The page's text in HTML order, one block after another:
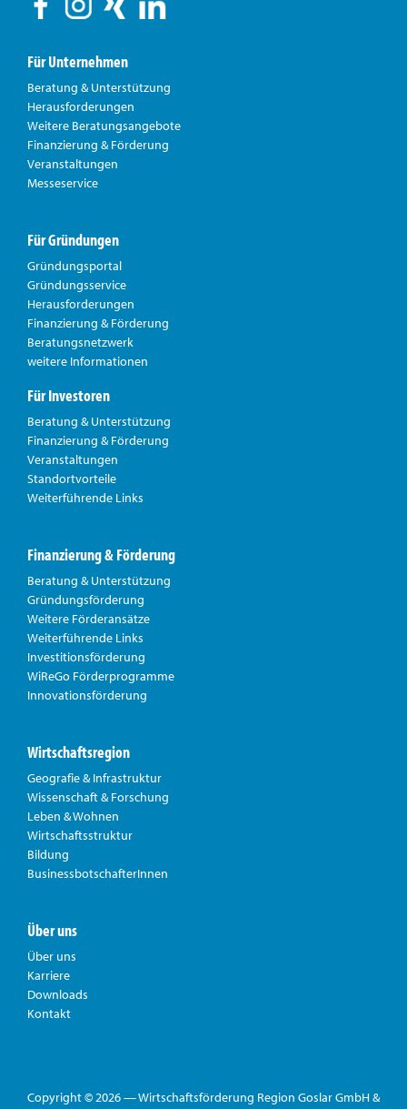
Für Unternehmen
Beratung & Unterstützung
Herausforderungen
Weitere Beratungsangebote
Finanzierung & Förderung
Veranstaltungen
Messeservice
Für Gründungen
Gründungsportal
Gründungsservice
Herausforderungen
Finanzierung & Förderung
Beratungsnetzwerk
weitere Informationen
Für Investoren
Beratung & Unterstützung
Finanzierung & Förderung
Veranstaltungen
Standortvorteile
Weiterführende Links
Finanzierung & Förderung
Beratung & Unterstützung
Gründungsförderung
Weitere Förderansätze
Weiterführende Links
Investitionsförderung
WiReGo Förderprogramme
Innovationsförderung
Wirtschaftsregion
Geografie & Infrastruktur
Wissenschaft & Forschung
Leben & Wohnen
Wirtschaftsstruktur
Bildung
BusinessbotschafterInnen
Über uns
Über uns
Karriere
Downloads
Kontakt
Copyright © 2026 — Wirtschaftsförderung Region Goslar GmbH &